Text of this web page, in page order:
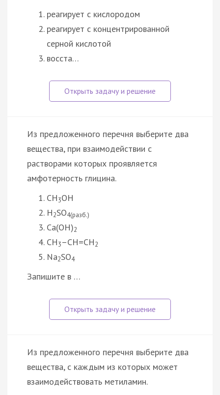
реагирует с кислородом
реагирует с концентрированной
серной кислотой
восста…
Из предложенного перечня выберите два
вещества, при взаимодействии с
растворами которых проявляется
амфотерность глицина.
CH3OH
H2SO4(разб.)
Ca(OH)2
CH3–CH=CH2
Na2SO4
Запишите в …
Из предложенного перечня выберите два
вещества, с каждым из которых может
взаимодействовать метиламин.